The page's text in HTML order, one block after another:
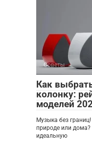
Советы
Как
колонку:
моделей
Музыка без
природе или
идеальную